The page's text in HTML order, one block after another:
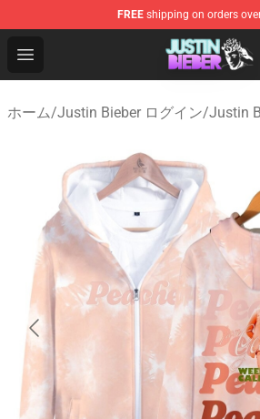
FREE shipping on orders
Open menu
Justin Bieber Store - Official
ホーム/Justin Bieber ログイン/Justin